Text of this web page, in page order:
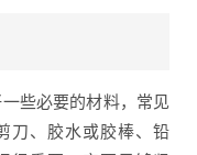
些必要的材料，常见
刀、胶水或胶棒、铅